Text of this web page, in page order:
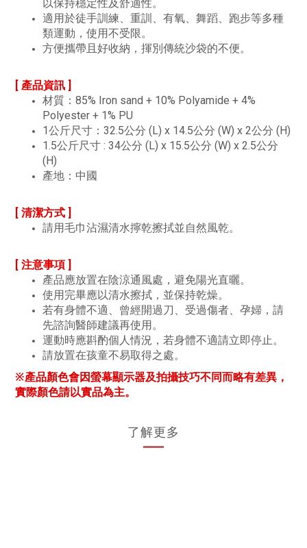
以保持穩定性及舒適性。
適用於徒手訓練、重訓、有氧、舞蹈、跑步等多種
類運動，使用不受限。
方便攜帶且好收納，揮別傳統沙袋的不便。
[ 產品資訊 ]
材質：85% Iron sand + 10% Polyamide + 4%
Polyester + 1% PU
1公斤尺寸：32.5公分 (L) x 14.5公分 (W) x 2公分 (H)
1.5公斤尺寸 : 34公分 (L) x 15.5公分 (W) x 2.5公分
(H)
產地：中國
[ 清潔方式 ]
請用毛巾沾濕清水擰乾擦拭並自然風乾。
[ 注意事項 ]
產品應放置在陰涼通風處，避免陽光直曬。
使用完畢應以清水擦拭，並保持乾燥。
若有身體不適、曾經開過刀、受過傷者、孕婦，請
先諮詢醫師建議再使用。
運動時應斟酌個人情況，若身體不適請立即停止。
請放置在孩童不易取得之處。
※產品顏色會因螢幕顯示器及拍攝技巧不同而略有差異，
實際顏色請以實品為主。
了解更多